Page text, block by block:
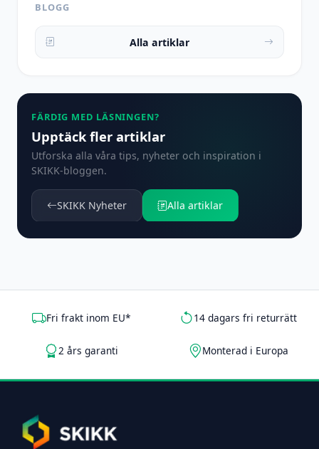
BLOGG
Alla artiklar
FÄRDIG MED LÄSNINGEN?
Upptäck fler artiklar
Utforska alla våra tips, nyheter och inspiration i
SKIKK-bloggen.
SKIKK Nyheter Alla artiklar
Fri frakt inom EU* 14 dagars fri returrätt
2 års garanti Monterad i Europa